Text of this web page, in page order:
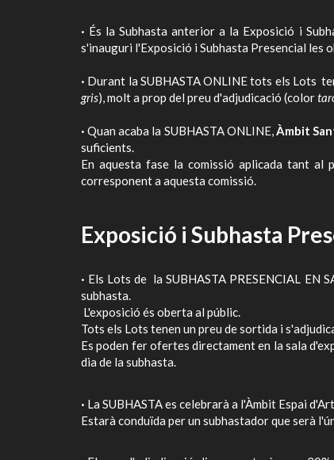
· És la Subhasta anterior a la Exposició i
s'inauguri l'Exposició i Subhasta Presencial les
· Durant la SUBHASTA ONLINE tots els Lots
gris), molt a prop del preu d'adjudicació (color
·Quan acaba la SUBHASTA ONLINE, Àmbit
suficients.
En aquesta fase la comissió aplicada tant al
corresponent a aquesta comissió.
Exposició i Subhasta
· Els Lots de la SUBHASTA PRESENCIAL EN
subhasta.
L'exposició és oberta al públic.
Tots els Lots tenen un preu de sortida i
Es poden fer ofertes directament en la sala
dia de la subhasta.
· La SUBHASTA es celebrarà a l'Àmbit Espai
Estarà conduïda per un subhastador que serà